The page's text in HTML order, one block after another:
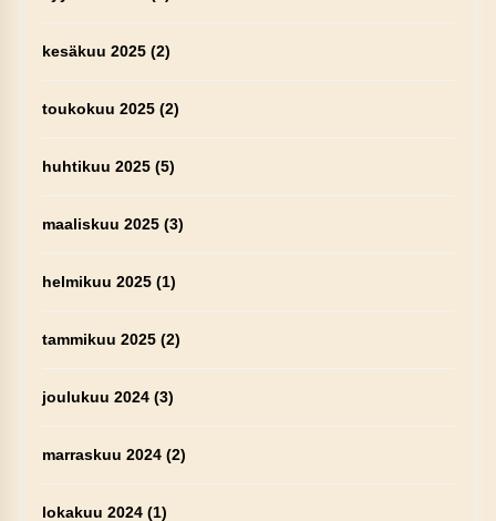
kesäkuu 2025(2)
toukokuu 2025(2)
huhtikuu 2025(5)
maaliskuu 2025(3)
helmikuu 2025(1)
tammikuu 2025(2)
joulukuu 2024(3)
marraskuu 2024(2)
lokakuu 2024(1)